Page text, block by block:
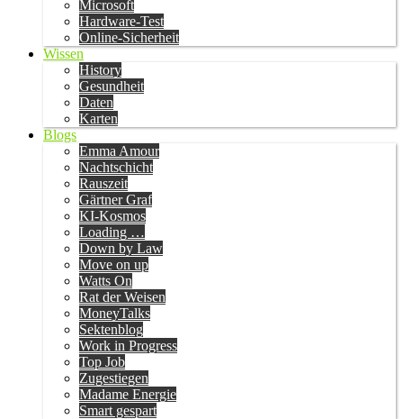
Microsoft
Hardware-Test
Online-Sicherheit
Wissen
History
Gesundheit
Daten
Karten
Blogs
Emma Amour
Nachtschicht
Rauszeit
Gärtner Graf
KI-Kosmos
Loading …
Down by Law
Move on up
Watts On
Rat der Weisen
MoneyTalks
Sektenblog
Work in Progress
Top Job
Zugestiegen
Madame Energie
Smart gespart